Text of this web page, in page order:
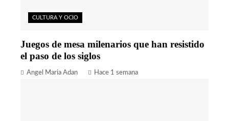
CULTURA Y OCIO
Juegos de mesa milenarios que han resistido
el paso de los siglos
Angel Maria Adan Hace 1 semana